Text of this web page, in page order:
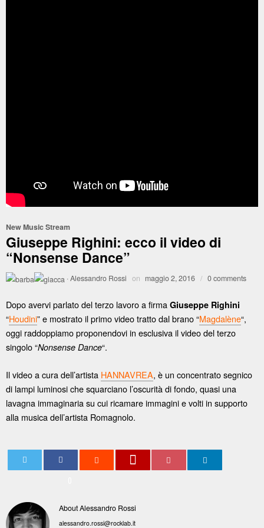
New Music Stream
Giuseppe Righini: ecco il video di
“Nonsense Dance”
·Alessandro Rossi on maggio 2, 2016 / 0 comments
Dopo avervi parlato del terzo lavoro a firma Giuseppe Righini
“Houdini” e mostrato il primo video tratto dal brano “Magdalène“,
oggi raddoppiamo proponendovi in esclusiva il video del terzo
singolo “Nonsense Dance“.
Il video a cura dell’artista HANNAVREA, è un concentrato segnico
di lampi luminosi che squarciano l’oscurità di fondo, quasi una
lavagna immaginaria su cui ricamare immagini e volti in supporto
alla musica dell’artista Romagnolo.
About Alessandro Rossi
alessandro.rossi@rocklab.it